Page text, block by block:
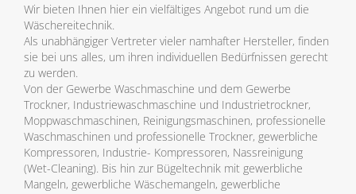
Wir bieten Ihnen hier ein vielfältiges Angebot rund um die
Wäschereitechnik.
Als unabhängiger Vertreter vieler namhafter Hersteller, finden
sie bei uns alles, um ihren individuellen Bedürfnissen gerecht
zu werden.
Von der Gewerbe Waschmaschine und dem Gewerbe
Trockner, Industriewaschmaschine und Industrietrockner,
Moppwaschmaschinen, Reinigungsmaschinen, professionelle
Waschmaschinen und professionelle Trockner, gewerbliche
Kompressoren, Industrie- Kompressoren, Nassreinigung
(Wet-Cleaning). Bis hin zur Bügeltechnik mit gewerbliche
Mangeln, gewerbliche Wäschemangeln, gewerbliche